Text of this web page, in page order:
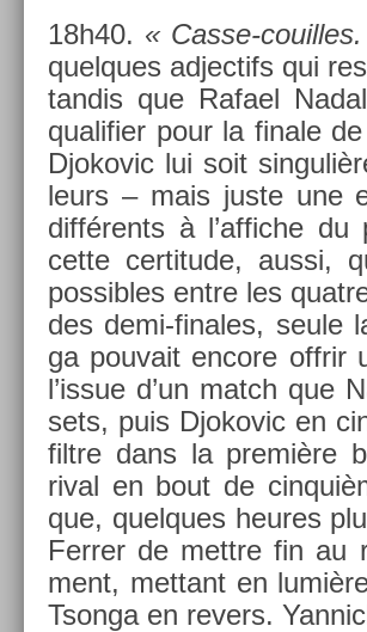
18h40. « Casse-
quel­ques ad­jectifs qui
tan­dis que Rafael
qualifi­er pour la fin­ale
Djokovic lui soit
leurs – mais juste une
différents à l’af­fiche
cette cer­titude, aussi,
pos­sibles entre les
des demi-finales, seule
ga pouvait en­core of­frir
l’issue d’un match que
sets, puis Djokovic en
filtre dans la première
rival en bout de
que, quel­ques heures
Ferr­er de mettre fin au
ment, met­tant en
Tson­ga en re­v­ers.